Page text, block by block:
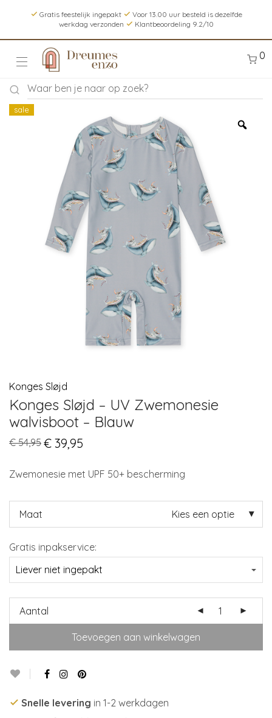
Gratis feestelijk ingepakt
Voor 13.00 uur besteld is dezelfde
werkdag verzonden
Klantbeoordeling 9.2/10
0
sale
Konges Sløjd
Konges Sløjd – UV Zwemonesie
walvisboot – Blauw
€54,95 Original
price
€ 54,95.
€ 39,95
€ 39,95.
Zwemonesie met UPF 50+ bescherming
Maat Kies een optie
Gratis inpakservice:
Aantal
Toevoegen aan winkelwagen
Snelle levering in 1-2 werkdagen